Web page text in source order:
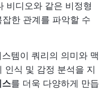
비디오와 같은 비정형
한 관계를 파악할 수
스템이 쿼리의 의미와 맥
인식 및 감정 분석을 지
스를 더욱 다양하게 만듭